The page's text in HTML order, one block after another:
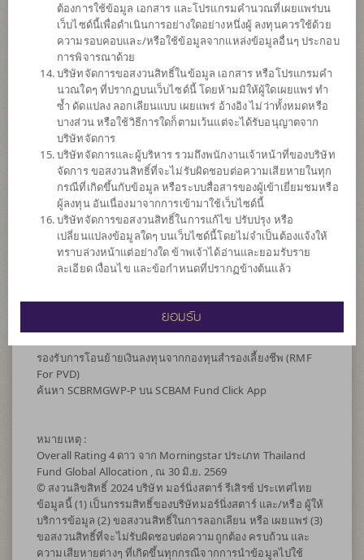
ลงทุนในหน่วยลงทุนของกองทุนรวม/กองทุนรวมอีทีเอฟต่าง
ประเทศ เช่น กองทุนรวมตราสารหนี้ต่างประเทศ กองทุนรวม
ตราสารแห่งทุนต่างประเทศ กองทุนรวมสินค้าโภคภัณฑ์ เป็นต้น
โดยเฉลี่ยในรอบปีบัญชีไม่น้อยกว่า 80% ของ NAV ซึ่งการกระจา
ยการลงทุนในหน่วยลงทุนของกองทุนรวมต่างประเทศดังกล่าว
ขึ้นอยู่กับดุลยพินิจของผู้จัดการกองทุน กองทุนอาจลงทุนใน
หน่วยลงทุนของกองทุนรวม หรือกองทุนรวมโครงสร้างพื้นฐาน
(infra) ซึ่งอยู่ภายใต้การจัดการของบริษัทจัดการในสัดส่วนไม่
เกิน 100% ของ NAV
กองทุนอาจลงทุนในสัญญาซื้อขายล่วงหน้า (Derivatives) เพื่อ
เพิ่มประสิทธิภาพการบริหารการลงทุน (Efficient portfolio
management) และ/หรือการบริหารความเสี่ยง โดยป้องกัน
ความเสี่ยงจากอัตราแลกเปลี่ยนของหลักทรัพย์หรือทรัพย์สินใน
สกุลเงินต่างประเทศที่กองทุนถืออยู่เทียบกับสกุลเงินบาท ณ ขณะ
ใดขณะหนึ่ง ระหว่างร้อยละ 95 ถึงร้อยละ 105 ของมูลค่าความ
เสี่ยงที่มีอยู่
*คำเตือน: ผู้ลงทุนควรศึกษาสิทธิประโยชน์ทางภาษีที่ระบุไว้ใน
คู่มือการลงทุนของกองทุน RMF ก่อนตัดสินใจลงทุน**
รองรับการโอนย้ายเงินลงทุนจากกองทุนสำรองเลี้ยงชีพ (RMF
For PVD)
ค้นหา SCBRMGWP-P บน SCBAM Fund Click App
หมายเหตุ :
Overall Rating 4 ดาว จาก Morningstar ประเภท Thailand
Fund Global Allocation , ณ 30 มิ.ย. 2569
© สงวนลิขสิทธิ์ 2024 บริษัท มอร์นิ่งสตาร์ รีเสิรซ์ ประเทศไทย
ข้อมูลนี้ (1) เป็นกรรมสิทธิ์ของบริษัทมอร์นิ่งสตาร์ และ/หรือ ผู้ให้
บริการข้อมูล (2) ขอสงวนสิทธิ์ในการลอกเลียน หรือ เผยแพร่ (3)
ขอสงวนสิทธิ์ที่จะไม่รับผิดชอบต่อความถูกต้อง ครบถ้วน และ
ความเสียหายต่างๆ ที่เกิดขึ้นทุกกรณีจากการนำข้อมูลไปใช้
ต้องการใช้ข้อมูล เอกสาร และโปรแกรมคำนวณที่เผยแพร่บน
เว็บไซด์นี้เพื่อดำเนินการอย่างใดอย่างหนึ่งผู้ ลงทุนควรใช้ด้วย
ความรอบคอบและ/หรือใช้ข้อมูลจากแหล่งข้อมูลอื่นๆ ประกอบ
การพิจารณาด้วย
บริษัทจัดการขอสงวนสิทธิ์ในข้อมูล เอกสาร หรือโปรแกรมคำ
นวณใดๆ ที่ปรากฏบนเว็บไซด์นี้ โดยห้ามมิให้ผู้ใดเผยแพร่ ทำ
ซ้ำ ดัดแปลง ลอกเลียนแบบ เผยแพร่ อ้างอิง ไม่ว่าทั้งหมดหรือ
บางส่วน หรือใช้วิธีการใดก็ตามเว้นแต่จะได้รับอนุญาตจาก
บริษัทจัดการ
บริษัทจัดการและผู้บริหาร รวมถึงพนักงานเจ้าหน้าที่ของบริษัท
จัดการ ขอสงวนสิทธิ์ที่จะไม่รับผิดชอบต่อความเสียหายในทุก
กรณีที่เกิดขึ้นกับข้อมูล หรือระบบสื่อสารของผู้เข้าเยี่ยมชมหรือ
ผู้ลงทุน อันเนื่องมาจากการเข้ามาใช้เว็บไซด์นี้
บริษัทจัดการขอสงวนสิทธิ์ในการแก้ไข ปรับปรุง หรือ
เปลี่ยนแปลงข้อมูลใดๆ บนเว็บไซด์นี้โดยไม่จำเป็นต้องแจ้งให้
ทราบล่วงหน้าแต่อย่างใด ข้าพเจ้าได้อ่านและยอมรับราย
ละเอียด เงื่อนไข และข้อกำหนดที่ปรากฏข้างต้นแล้ว
ยอมรับ